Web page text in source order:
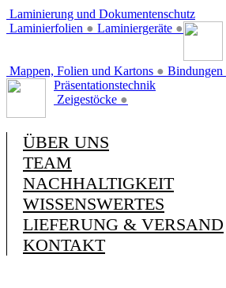
Laminierung und Dokumentenschutz
Laminierfolien ● Laminiergeräte ●
Mappen, Folien und Kartons ● Bindungen
Präsentationstechnik
Zeigestöcke ●
ÜBER UNS
TEAM
NACHHALTIGKEIT
WISSENSWERTES
LIEFERUNG & VERSAND
KONTAKT